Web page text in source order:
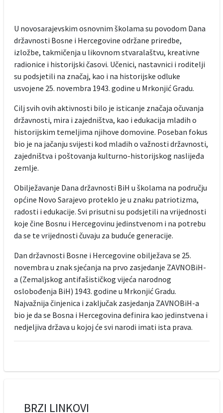
U novosarajevskim osnovnim školama su povodom Dana
državnosti Bosne i Hercegovine održane priredbe,
izložbe, takmičenja u likovnom stvaralaštvu, kreativne
radionice i historijski časovi. Učenici, nastavnici i roditelji
su podsjetili na značaj, kao i na historijske odluke
usvojene 25. novembra 1943. godine u Mrkonjić Gradu.
Cilj svih ovih aktivnosti bilo je isticanje značaja očuvanja
državnosti, mira i zajedništva, kao i edukacija mladih o
historijskim temeljima njihove domovine. Poseban fokus
bio je na jačanju svijesti kod mladih o važnosti državnosti,
zajedništva i poštovanja kulturno-historijskog naslijeđa
zemlje.
Obilježavanje Dana državnosti BiH u školama na području
općine Novo Sarajevo proteklo je u znaku patriotizma,
radosti i edukacije. Svi prisutni su podsjetili na vrijednosti
koje čine Bosnu i Hercegovinu jedinstvenom i na potrebu
da se te vrijednosti čuvaju za buduće generacije.
Dan državnosti Bosne i Hercegovine obilježava se 25.
novembra u znak sjećanja na prvo zasjedanje ZAVNOBiH-
a (Zemaljskog antifašističkog vijeća narodnog
oslobođenja BiH) 1943. godine u Mrkonjić Gradu.
Najvažnija činjenica i zaključak zasjedanja ZAVNOBiH-a
bio je da se Bosna i Hercegovina definira kao jedinstvena i
nedjeljiva država u kojoj će svi narodi imati ista prava.
BRZI LINKOVI